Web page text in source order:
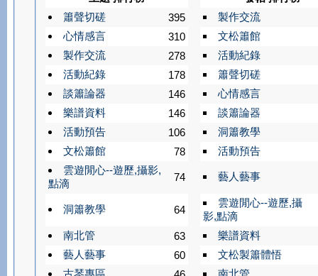
簫聲切磋
395
製作交流
心情感言
310
文松簫館
製作交流
278
活動紀錄
活動紀錄
178
簫聲切磋
談簫論器
146
心情感言
樂譜資料
146
談簫論器
活動預告
106
洞簫教學
文松簫館
78
活動預告
雲遊閒心--遊歷,攝影,
點滴
74 藝人藝事
洞簫教學 64
雲遊閒心--遊歷,攝
影,點滴
南北管
63
樂譜資料
藝人藝事
60
文松製簫體悟
古琴專區
南北管